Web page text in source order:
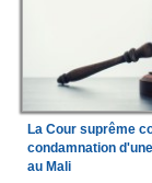
La Cour suprême
condamnation
au Mali